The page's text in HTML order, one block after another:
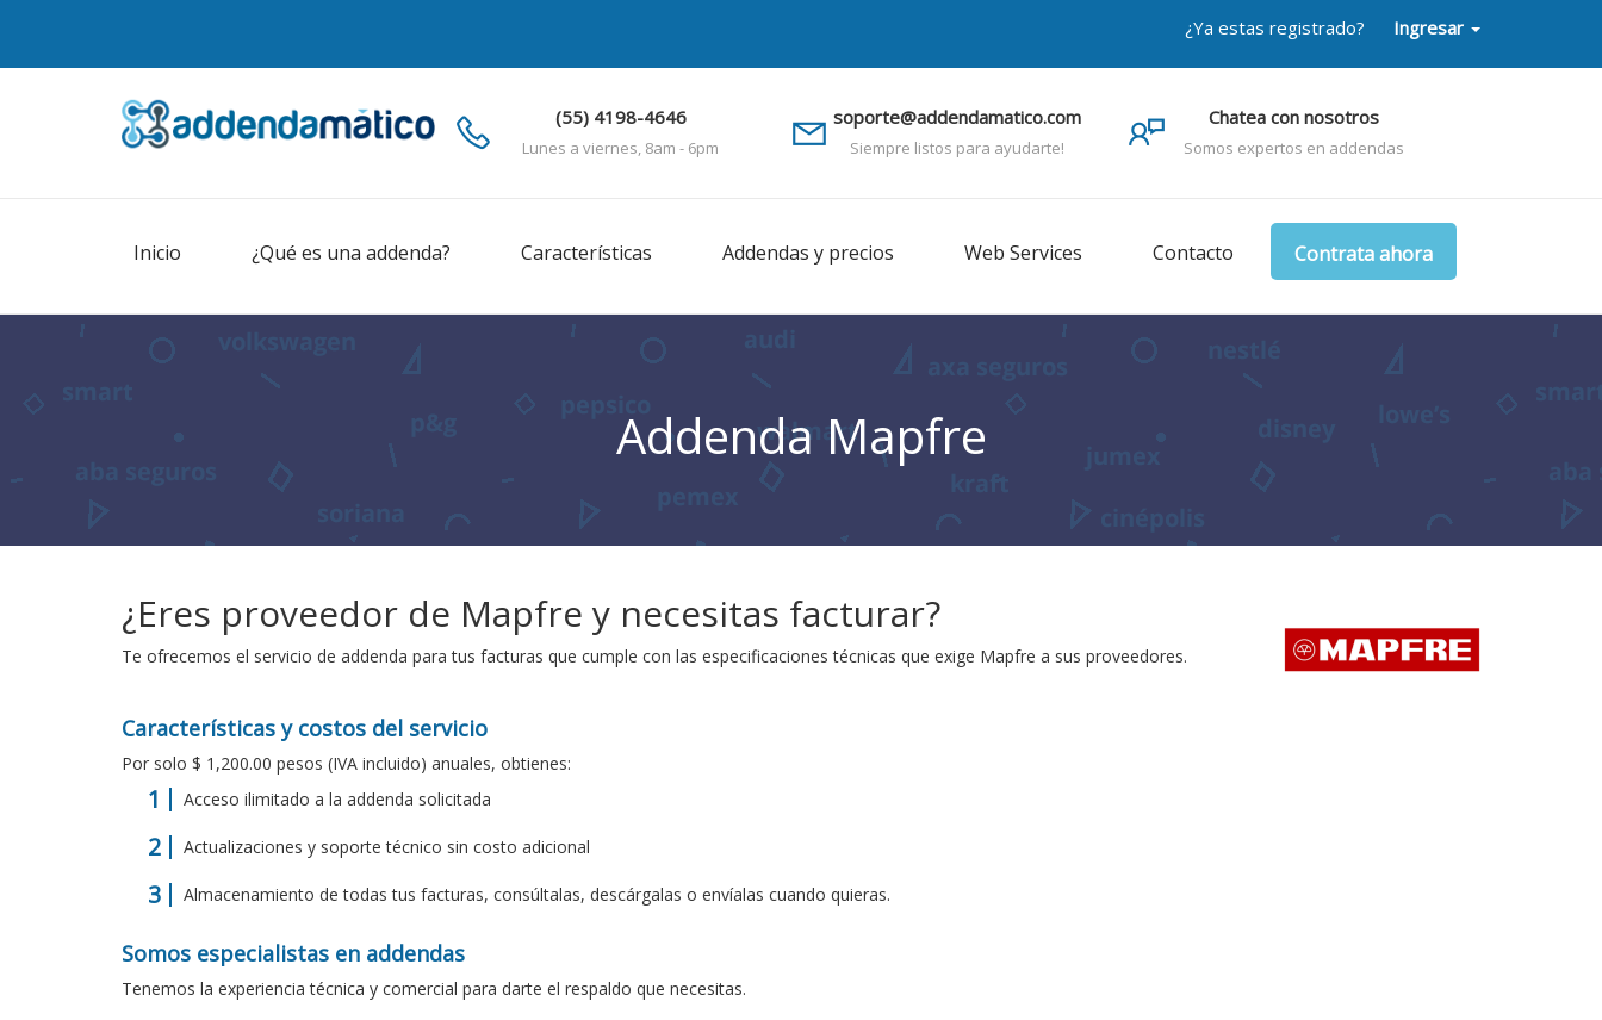
¿Ya estas registrado? Ingresar
Chatea con nosotros
Somos expertos en addendas
soporte@addendamatico.com
Siempre listos para ayudarte!
(55) 4198-4646
Lunes a viernes, 8am - 6pm
Inicio ¿Qué es una addenda? Características Addendas y precios Web Services Contacto Contrata ahora
Addenda Mapfre
¿Eres proveedor de Mapfre y necesitas facturar?
Te ofrecemos el servicio de addenda para tus facturas que cumple con las especificaciones técnicas que exige Mapfre a sus proveedores.
Características y costos del servicio
Por solo $ 1,200.00 pesos (IVA incluido) anuales, obtienes:
Acceso ilimitado a la addenda solicitada
Actualizaciones y soporte técnico sin costo adicional
Almacenamiento de todas tus facturas, consúltalas, descárgalas o envíalas cuando quieras.
Somos especialistas en addendas
Tenemos la experiencia técnica y comercial para darte el respaldo que necesitas.